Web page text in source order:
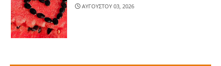
ΑΥΓΟΥΣΤΟΥ 03, 2026